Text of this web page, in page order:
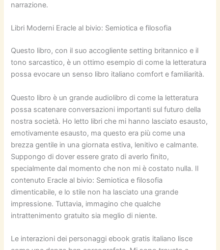
narrazione.
Libri Moderni Eracle al bivio: Semiotica e filosofia
Questo libro, con il suo accogliente setting britannico e il
tono sarcastico, è un ottimo esempio di come la letteratura
possa evocare un senso libro italiano comfort e familiarità.
Questo libro è un grande audiolibro di come la letteratura
possa scatenare conversazioni importanti sul futuro della
nostra società. Ho letto libri che mi hanno lasciato esausto,
emotivamente esausto, ma questo era più come una
brezza gentile in una giornata estiva, lenitivo e calmante.
Suppongo di dover essere grato di averlo finito,
specialmente dal momento che non mi è costato nulla. Il
contenuto Eracle al bivio: Semiotica e filosofia
dimenticabile, e lo stile non ha lasciato una grande
impressione. Tuttavia, immagino che qualche
intrattenimento gratuito sia meglio di niente.
Le interazioni dei personaggi ebook gratis italiano lisce